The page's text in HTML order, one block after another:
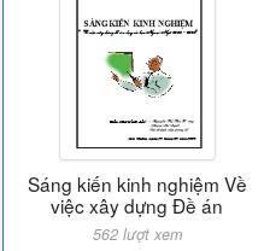
Sáng kiến kinh nghiệm Về
việc xây dựng Đề án
562 lượt xem